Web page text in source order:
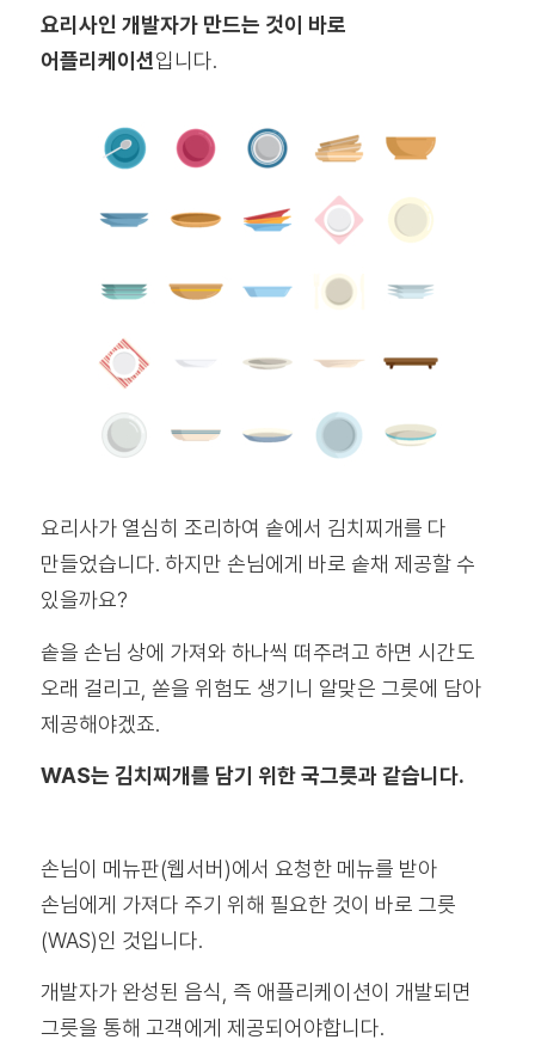
요리사인 개발자가 만드는 것이 바로
어플리케이션입니다.
요리사가 열심히 조리하여 솥에서 김치찌개를 다
만들었습니다. 하지만 손님에게 바로 솥채 제공할 수
있을까요?
솥을 손님 상에 가져와 하나씩 떠주려고 하면 시간도
오래 걸리고, 쏟을 위험도 생기니 알맞은 그릇에 담아
제공해야겠죠.
WAS는 김치찌개를 담기 위한 국그릇과 같습니다.
손님이 메뉴판(웹서버)에서 요청한 메뉴를 받아
손님에게 가져다 주기 위해 필요한 것이 바로 그릇
(WAS)인 것입니다.
개발자가 완성된 음식, 즉 애플리케이션이 개발되면
그릇을 통해 고객에게 제공되어야합니다.